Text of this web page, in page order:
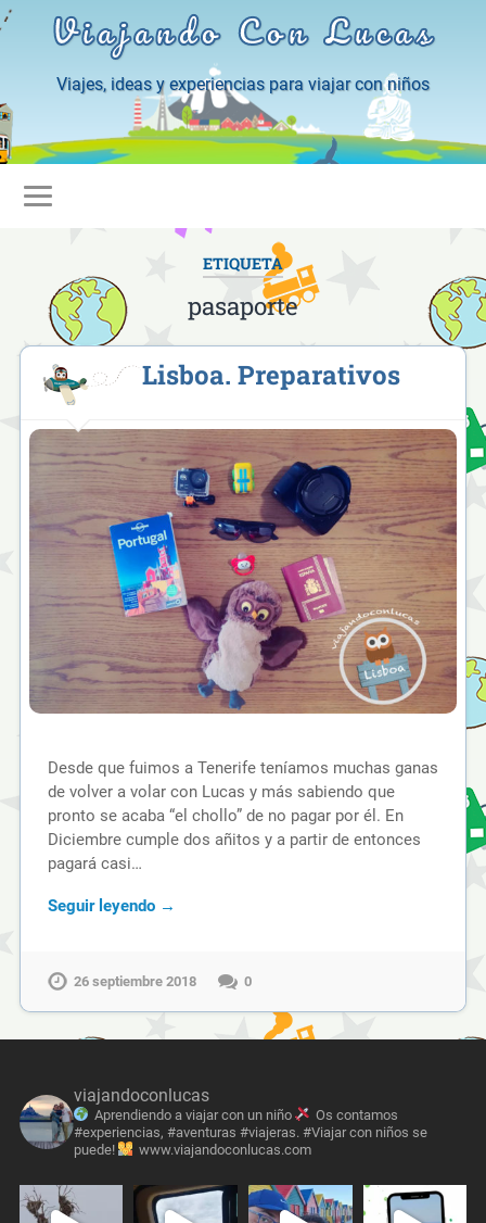
Viajando Con Lucas
Viajes, ideas y experiencias para viajar con niños
ETIQUETA
pasaporte
Lisboa. Preparativos
Desde que fuimos a Tenerife teníamos muchas ganas
de volver a volar con Lucas y más sabiendo que
pronto se acaba “el chollo” de no pagar por él. En
Diciembre cumple dos añitos y a partir de entonces
pagará casi…
Seguir leyendo →
26 septiembre 2018 0
viajandoconlucas
Aprendiendo a viajar con un niño
Os contamos
#experiencias, #aventuras #viajeras. #Viajar con niños se
puede!
www.viajandoconlucas.com